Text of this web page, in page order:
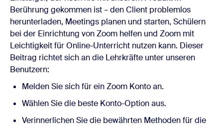
Berührung gekommen ist – den Client problemlos
herunterladen, Meetings planen und starten, Schülern
bei der Einrichtung von Zoom helfen und Zoom mit
Leichtigkeit für Online-Unterricht nutzen kann. Dieser
Beitrag richtet sich an die Lehrkräfte unter unseren
Benutzern:
Melden Sie sich für ein Zoom Konto an.
Wählen Sie die beste Konto-Option aus.
Verinnerlichen Sie die bewährten Methoden für die